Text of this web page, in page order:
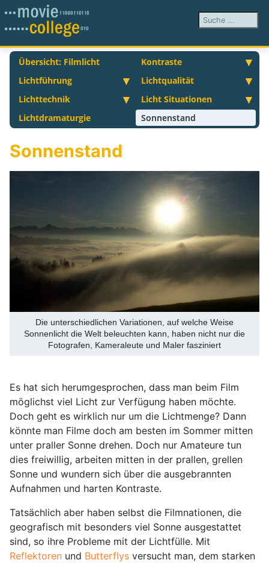
Suchen ...
Übersicht: Filmlicht
Kontraste
Lichtführung
Lichtqualität
Lichttechnik
Licht Situationen
Lichtdramaturgie
Sonnenstand
Sonnenstand
Die unterschiedlichen Variationen, auf welche Weise
Sonnenlicht die Welt beleuchten kann, haben nicht nur die
Fotografen, Kameraleute und Maler fasziniert
Es hat sich herumgesprochen, dass man beim Film
möglichst viel Licht zur Verfügung haben möchte.
Doch geht es wirklich nur um die Lichtmenge? Dann
könnte man Filme doch am besten im Sommer mitten
unter praller Sonne drehen. Doch nur Amateure tun
dies freiwillig, arbeiten mitten in der prallen, grellen
Sonne und wundern sich über die ausgebrannten
Aufnahmen und harten Kontraste.
Tatsächlich aber haben selbst die Filmnationen, die
geografisch mit besonders viel Sonne ausgestattet
sind, so ihre Probleme mit der Lichtfülle. Mit
Reflektoren und Butterflys versucht man, dem starken